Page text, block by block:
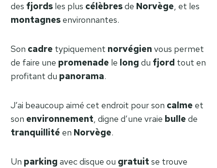
des fjords les plus célèbresde Norvège, et les
montagnes environnantes.
Son cadre typiquement norvégien vous permet
de faire une promenade le long du fjord tout en
profitant du panorama.
J’ai beaucoup aimé cet endroit pour son calme et
son environnement, digne d’une vraie bulle de
tranquillité en Norvège.
Un parking avec disque ou gratuit se trouve